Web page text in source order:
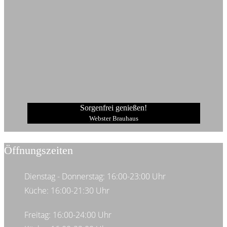
Sorgenfrei genießen!
Webster Brauhaus
Öffnungszeiten
Dienstag - Donnerstag: 16:00-23:00 Uhr
Küche: 16:00-21:30 Uhr
Freitag: 16:00-24:00 Uhr